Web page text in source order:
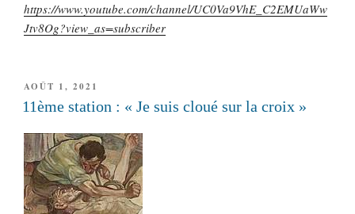
https://www.youtube.com/channel/UC0Va9VhE_C2EMUaWw
Jtv8Og?view_as=subscriber
PUBLIÉ
LE
AOÛT 1, 2021
11ème station : « Je suis cloué sur la croix »